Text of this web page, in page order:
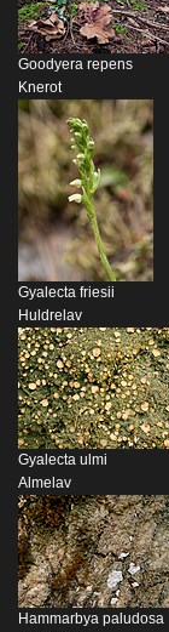
Goodyera repens
Knerot
Gyalecta friesii
Huldrelav
Gyalecta ulmi
Almelav
Hammarbya paludosa